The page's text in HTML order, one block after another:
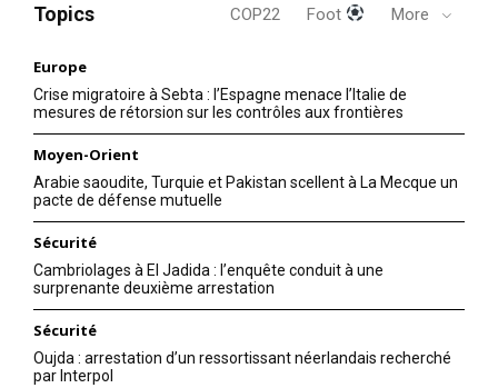
Topics COP22 Foot More
Europe
Crise migratoire à Sebta : l’Espagne menace l’Italie de
mesures de rétorsion sur les contrôles aux frontières
Moyen-Orient
Arabie saoudite, Turquie et Pakistan scellent à La Mecque un
pacte de défense mutuelle
Sécurité
Cambriolages à El Jadida : l’enquête conduit à une
surprenante deuxième arrestation
Sécurité
Oujda : arrestation d’un ressortissant néerlandais recherché
par Interpol